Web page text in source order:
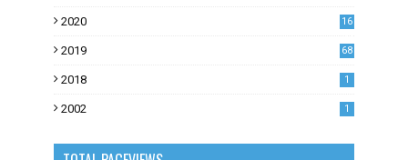
2020
16
2019
68
2018 1
2002 1